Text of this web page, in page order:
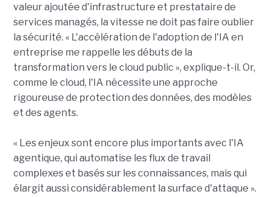
valeur ajoutée d'infrastructure et prestataire de
services managés, la vitesse ne doit pas faire oublier
la sécurité. « L'accélération de l'adoption de l'IA en
entreprise me rappelle les débuts de la
transformation vers le cloud public », explique-t-il. Or,
comme le cloud, l'IA nécessite une approche
rigoureuse de protection des données, des modèles
et des agents.
« Les enjeux sont encore plus importants avec l'IA
agentique, qui automatise les flux de travail
complexes et basés sur les connaissances, mais qui
élargit aussi considérablement la surface d'attaque ».